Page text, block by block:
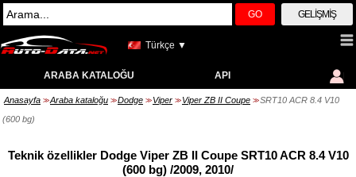
GO GELIŞMIŞ
Türkçe ▼
ARABA KATALOĞU API
Anasayfa >> Araba kataloğu >> Dodge >> Viper >> Viper ZB II Coupe >> SRT10 ACR 8.4 V10
(600 bg)
Teknik özellikler Dodge Viper ZB II Coupe SRT10 ACR 8.4 V10
(600 bg) /2009, 2010/